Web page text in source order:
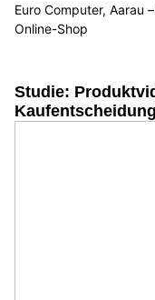
Euro Computer, Aarau
Online-Shop
Studie: